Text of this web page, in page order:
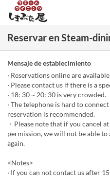
Reservar en Steam-
Mensaje de establecimiento
· Reservations online are
· Please contact us if there is a
· 18: 30 ~ 20: 30 is very crowded.
· The telephone is hard to
reservation is recommended.
・Please note that if you cancel
permission, we will not be able
again.
<Notes>
· If you can not contact us after